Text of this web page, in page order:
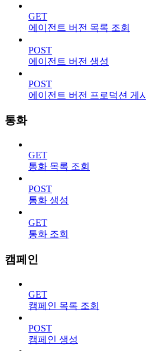
GET
에이전트 버전 목록 조회
POST
에이전트 버전 생성
POST
에이전트 버전 프로덕션 게시
통화
GET
통화 목록 조회
POST
통화 생성
GET
통화 조회
캠페인
GET
캠페인 목록 조회
POST
캠페인 생성